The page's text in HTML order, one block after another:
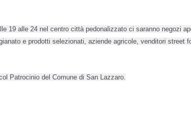
e prodotti selezionati, aziende agricole, venditori street
Patrocinio del Comune di San Lazzaro.